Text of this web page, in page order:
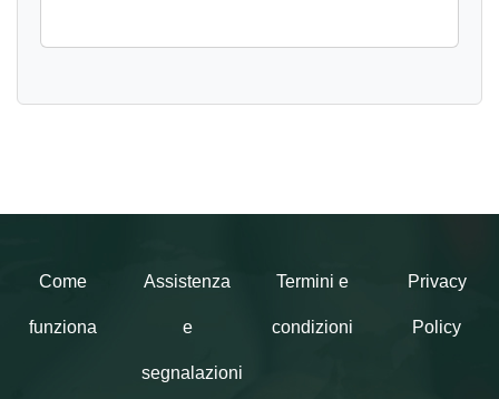
Come
funziona
Assistenza
e
segnalazioni
Termini e
condizioni
Privacy
Policy